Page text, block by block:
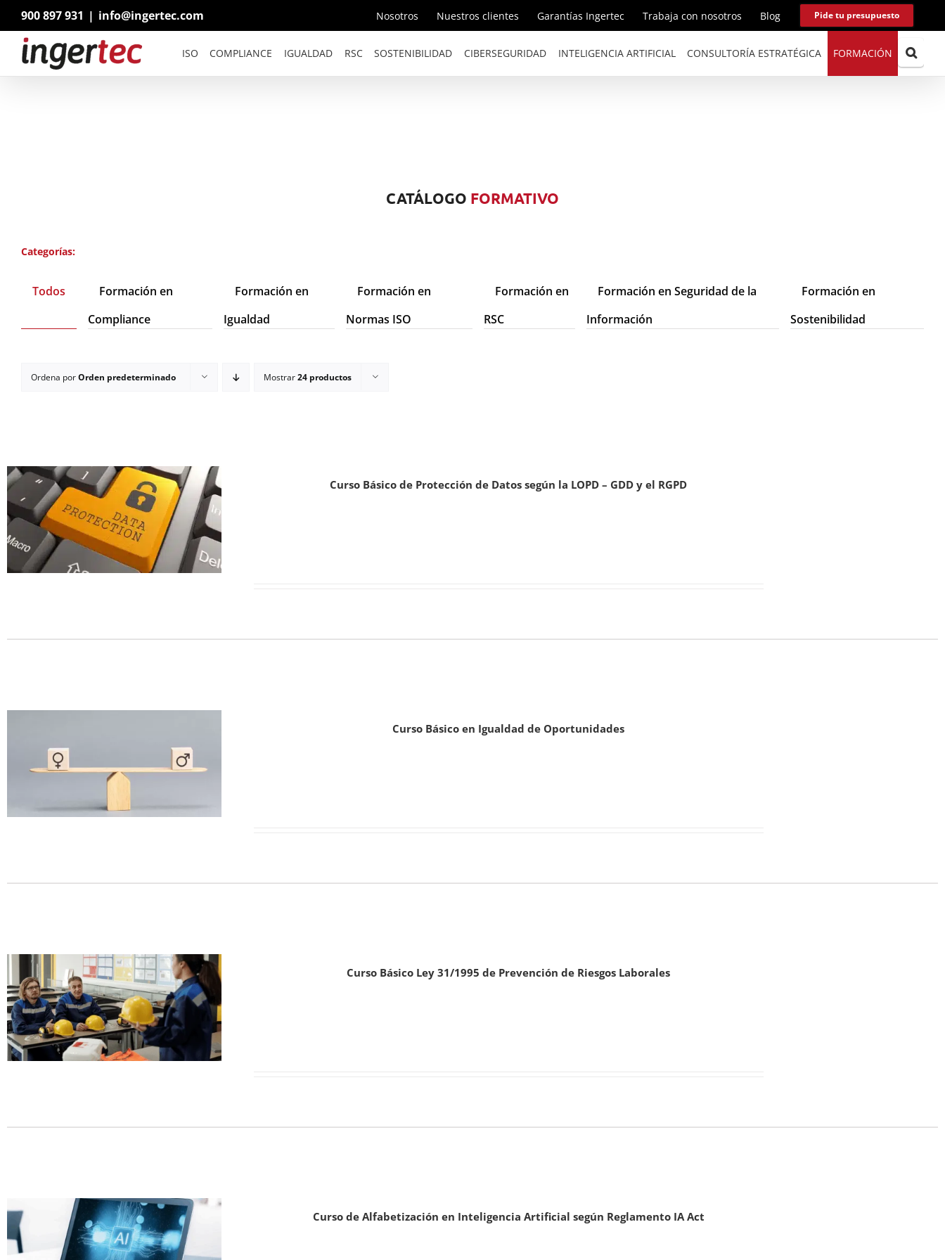
contenido
900 897 931 | info@ingertec.com Nosotros Nuestros clientes Garantías Ingertec Trabaja con nosotros Blog Pide tu presupuesto
ISO COMPLIANCE IGUALDAD RSC SOSTENIBILIDAD CIBERSEGURIDAD INTELIGENCIA ARTIFICIAL CONSULTORÍA ESTRATÉGICA FORMACIÓN
CATÁLOGO FORMATIVO
Categorías:
Todos
Formación en
Compliance
Formación en
Igualdad
Formación en
Normas ISO
Formación en
RSC
Formación en Seguridad de la
Información
Formación en
Sostenibilidad
Ordena porOrden predeterminado Mostrar24 productos
Curso Básico de Protección de Datos según la LOPD – GDD y el RGPD
Curso Básico en Igualdad de Oportunidades
Curso Básico Ley 31/1995 de Prevención de Riesgos Laborales
Curso de Alfabetización en Inteligencia Artificial según Reglamento IA Act